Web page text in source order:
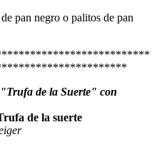
pan negro o palitos de pan
de la Suerte" con
de la suerte